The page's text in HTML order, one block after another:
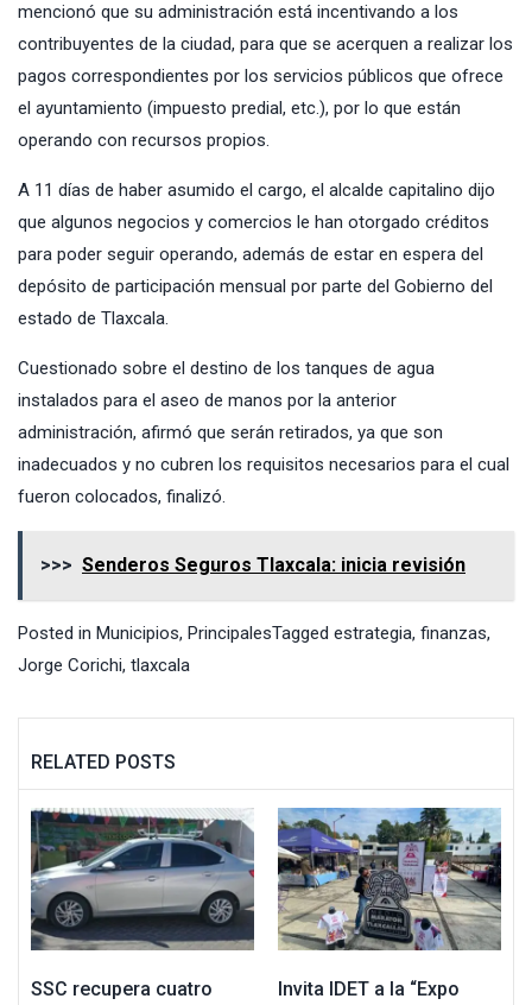
mencionó que su administración está incentivando a los
contribuyentes de la ciudad, para que se acerquen a realizar los
pagos correspondientes por los servicios públicos que ofrece
el ayuntamiento (impuesto predial, etc.), por lo que están
operando con recursos propios.
A 11 días de haber asumido el cargo, el alcalde capitalino dijo
que algunos negocios y comercios le han otorgado créditos
para poder seguir operando, además de estar en espera del
depósito de participación mensual por parte del Gobierno del
estado de Tlaxcala.
Cuestionado sobre el destino de los tanques de agua
instalados para el aseo de manos por la anterior
administración, afirmó que serán retirados, ya que son
inadecuados y no cubren los requisitos necesarios para el cual
fueron colocados, finalizó.
>>> Senderos Seguros Tlaxcala: inicia revisión
Posted in Municipios, PrincipalesTagged estrategia, finanzas,
Jorge Corichi, tlaxcala
RELATED POSTS
SSC recupera cuatro
Invita IDET a la “Expo